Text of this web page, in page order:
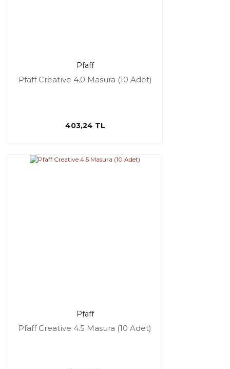
Pfaff
Pfaff Creative 4.0 Masura (10 Adet)
403,24 TL
Pfaff
Pfaff Creative 4.5 Masura (10 Adet)